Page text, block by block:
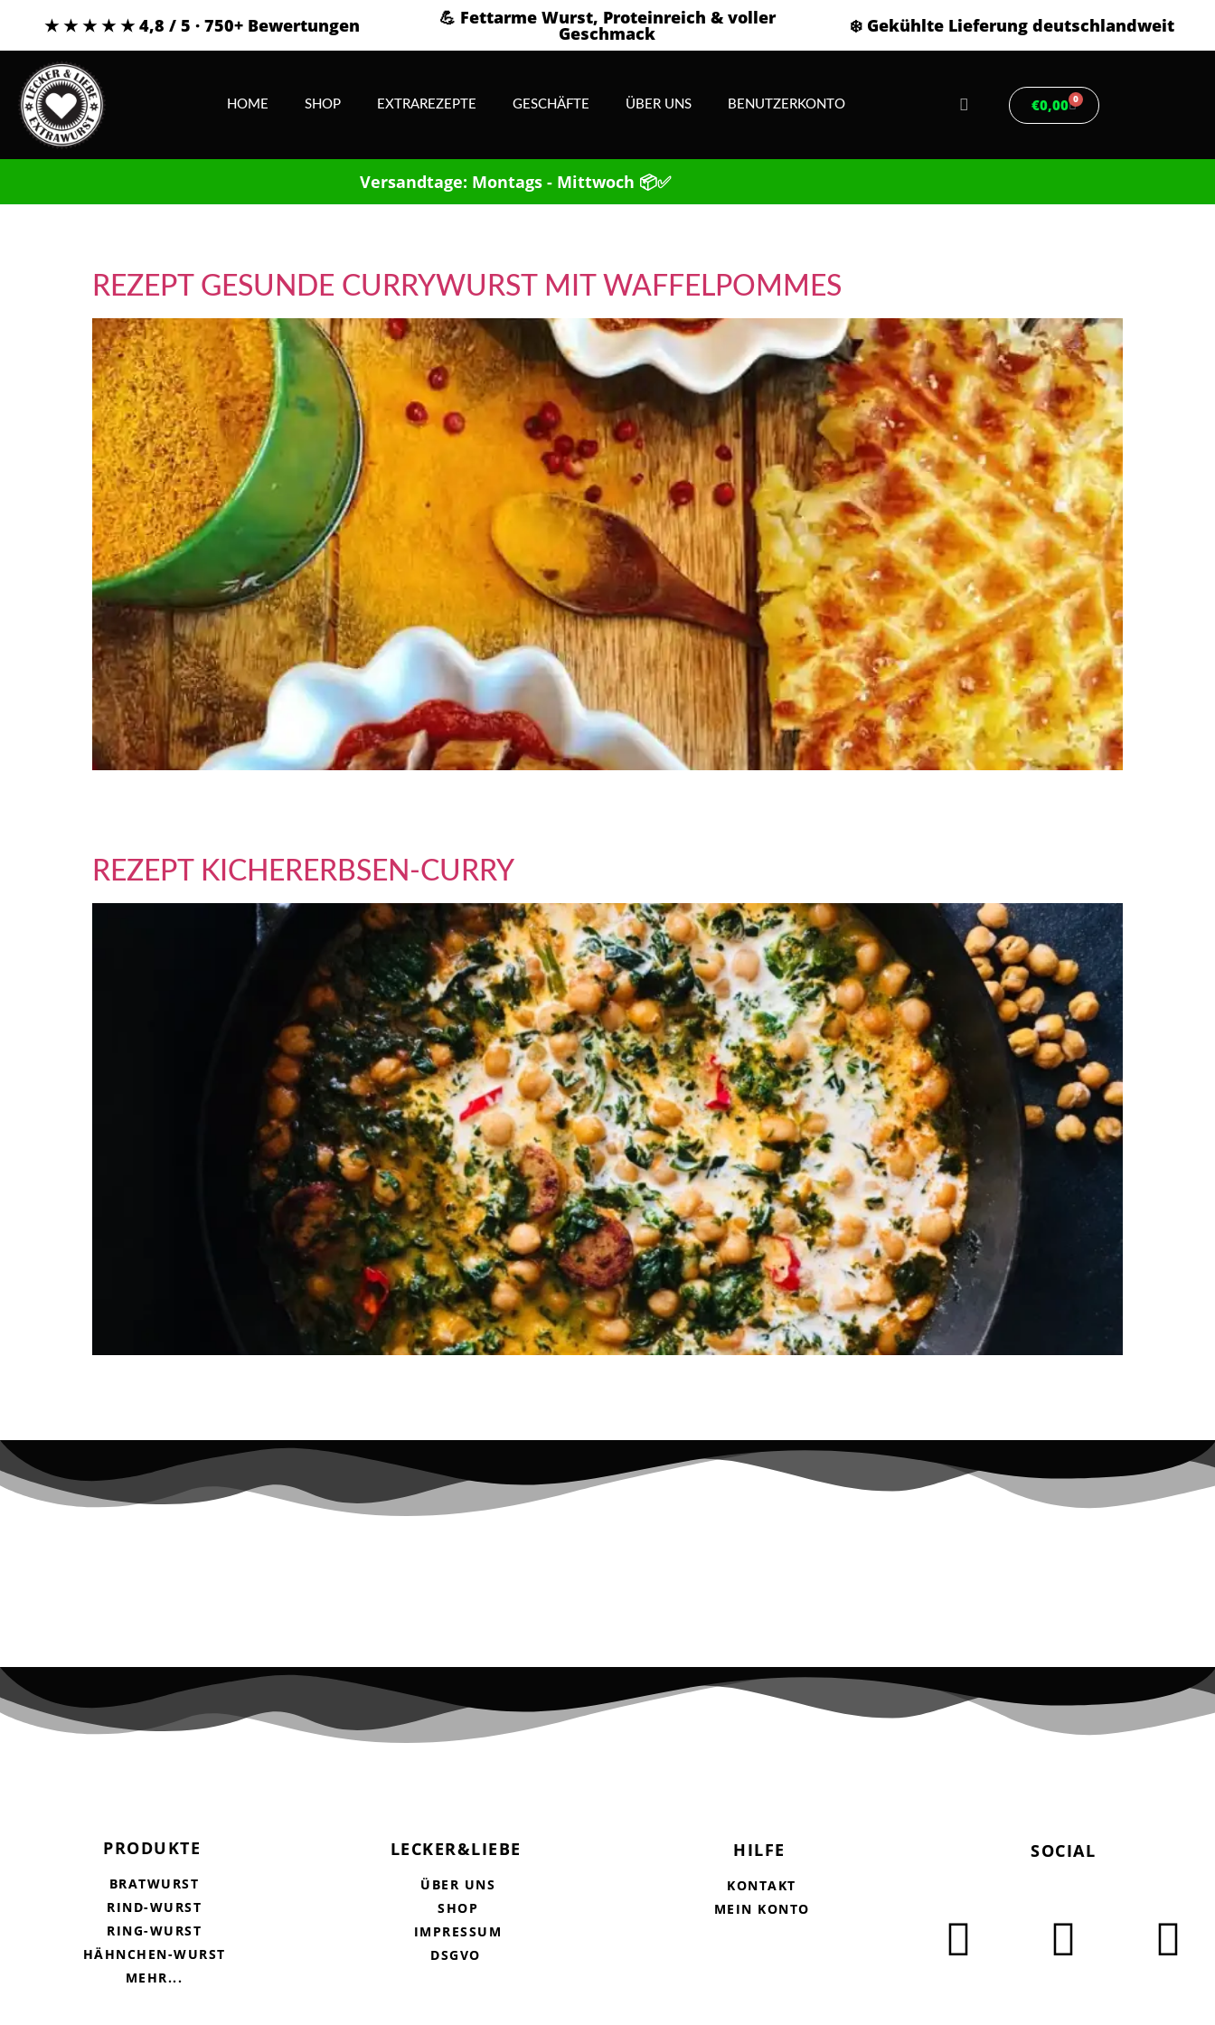
★ ★ ★ ★ ★ 4,8 / 5 · 750+ Bewertungen 💪 Fettarme Wurst, Proteinreich & voller
Geschmack ❄️ Gekühlte Lieferung deutschlandweit
HOME SHOP EXTRAREZEPTE GESCHÄFTE ÜBER UNS BENUTZERKONTO €0,00 0
Versandtage: Montags - Mittwoch 📦✅
REZEPT GESUNDE CURRYWURST MIT WAFFELPOMMES
REZEPT KICHERERBSEN-CURRY
PRODUKTE
BRATWURST
RIND-WURST
RING-WURST
HÄHNCHEN-WURST
MEHR...
LECKER&LIEBE
ÜBER UNS
SHOP
IMPRESSUM
DSGVO
HILFE
KONTAKT
MEIN KONTO
SOCIAL